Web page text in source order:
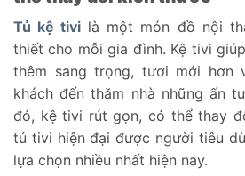
Tủ kệ tivi là một món đồ nội
thiết cho mỗi gia đình. Kệ tivi
thêm sang trọng, tươi mới hơn
khách đến thăm nhà những ấn
đó, kệ tivi rút gọn, có thể thay
tủ tivi hiện đại được người tiêu
lựa chọn nhiều nhất hiện nay.